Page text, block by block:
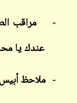
-
مراقب
عندك يا
- ملاحظ